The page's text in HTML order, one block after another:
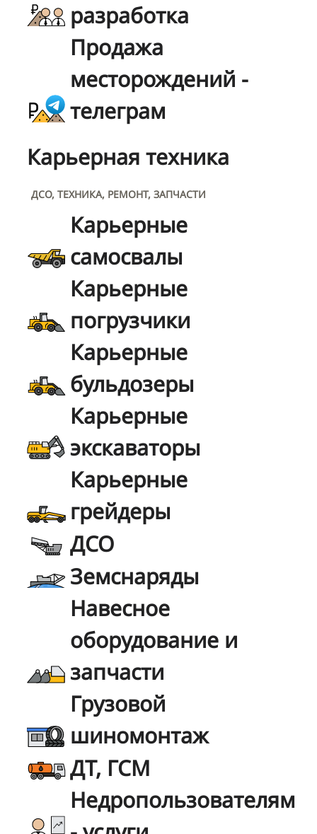
разработка
Продажа
месторождений -
телеграм
Карьерная техника
ДСО, ТЕХНИКА, РЕМОНТ, ЗАПЧАСТИ
Карьерные
самосвалы
Карьерные
погрузчики
Карьерные
бульдозеры
Карьерные
экскаваторы
Карьерные
грейдеры
ДСО
Земснаряды
Навесное
оборудование и
запчасти
Грузовой
шиномонтаж
ДТ, ГСМ
Недропользователям